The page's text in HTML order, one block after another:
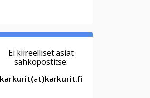
Ei kiireelliset asiat
sähköpostitse:
karkurit(at)karkurit.fi